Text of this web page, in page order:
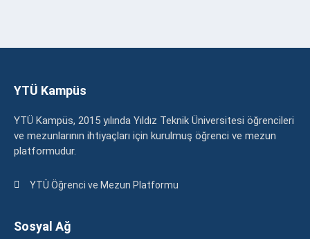
YTÜ Kampüs
YTÜ Kampüs, 2015 yılında Yıldız Teknik Üniversitesi öğrencileri
ve mezunlarının ihtiyaçları için kurulmuş öğrenci ve mezun
platformudur.
YTÜ Öğrenci ve Mezun Platformu
Sosyal Ağ